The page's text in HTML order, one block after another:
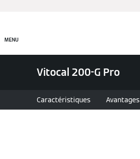
MENU
Vitocal 200-G Pro
Caractéristiques Avantages